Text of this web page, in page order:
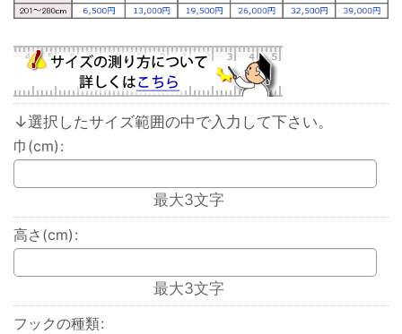
↓選択したサイズ範囲の中で入力して下さい。
巾(cm) :
最大3文字
高さ(cm) :
最大3文字
フックの種類: